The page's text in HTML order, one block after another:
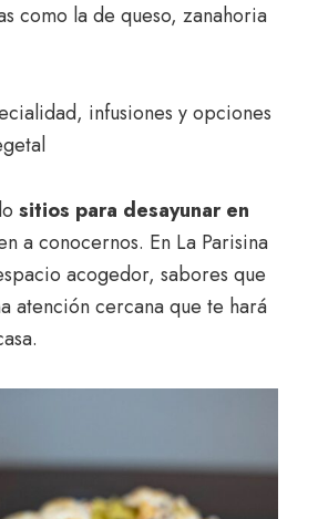
como la de queso, zanahoria
infusiones y opciones
sitios para desayunar en
a conocernos. En La Parisina
acogedor, sabores que
atención cercana que te hará